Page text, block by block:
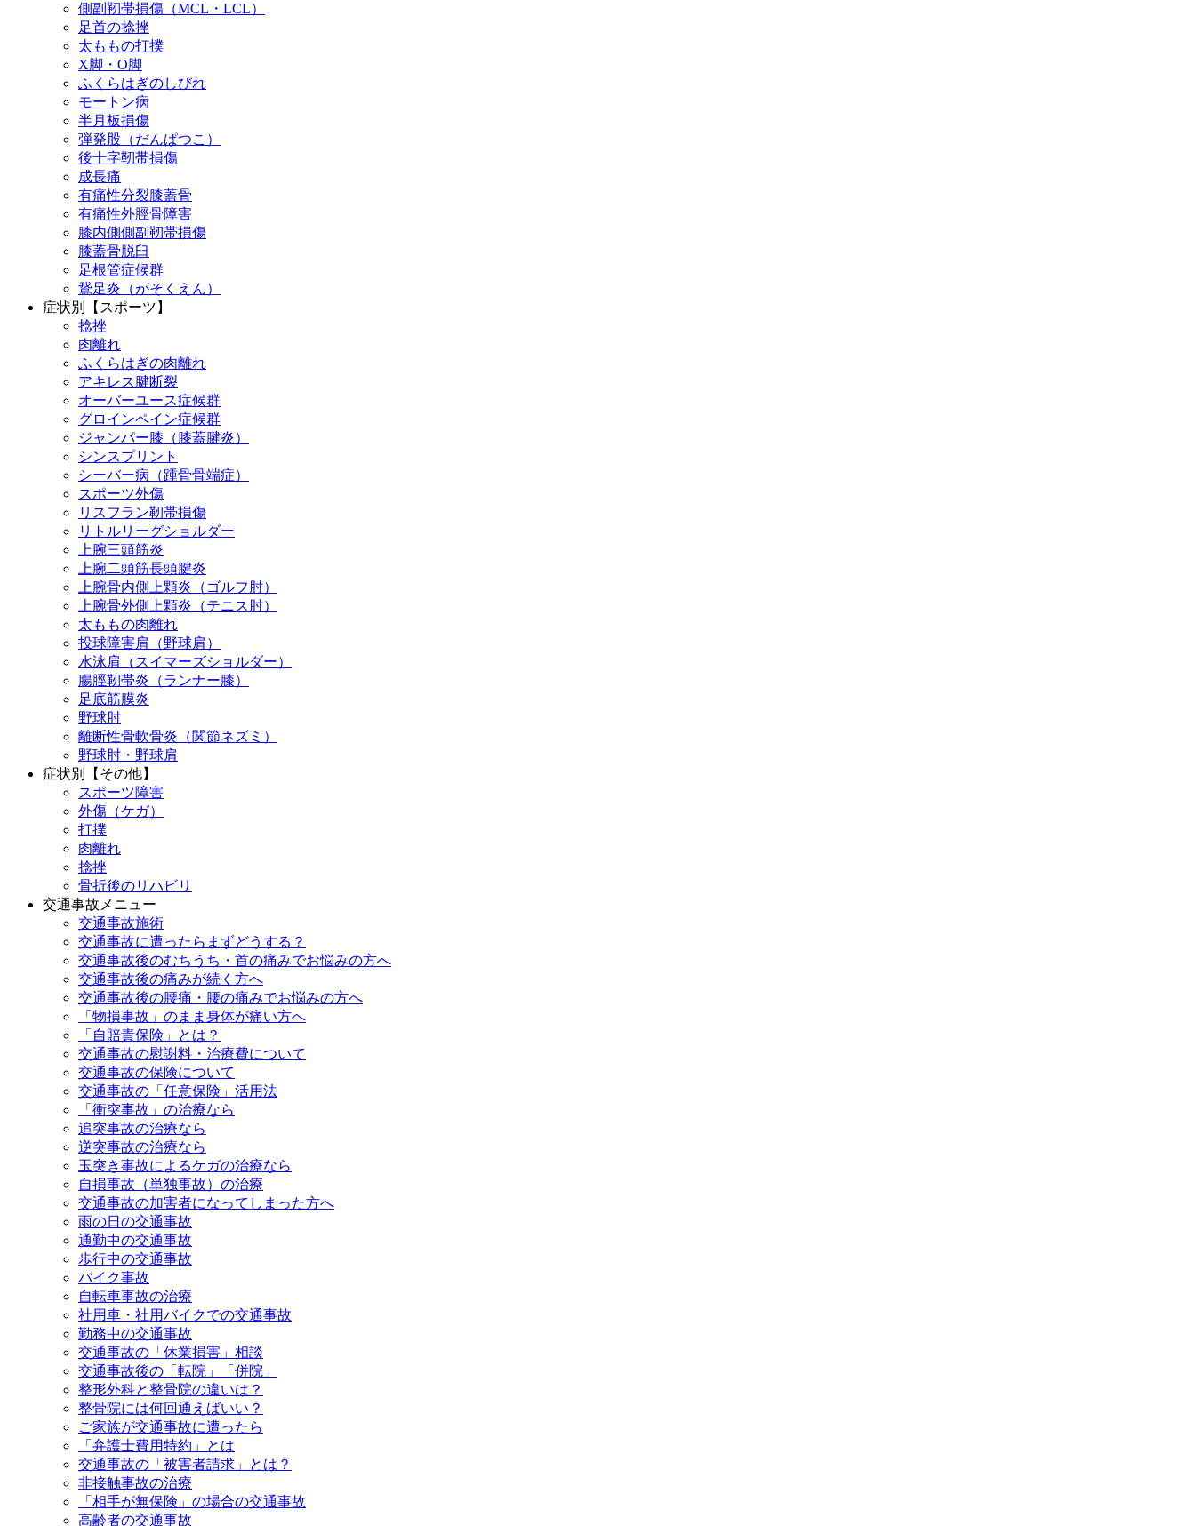
側副靭帯損傷（MCL・LCL）
足首の捻挫
太ももの打撲
X脚・O脚
ふくらはぎのしびれ
モートン病
半月板損傷
弾発股（だんぱつこ）
後十字靭帯損傷
成長痛
有痛性分裂膝蓋骨
有痛性外脛骨障害
膝内側側副靭帯損傷
膝蓋骨脱臼
足根管症候群
鵞足炎（がそくえん）
症状別【スポーツ】
捻挫
肉離れ
ふくらはぎの肉離れ
アキレス腱断裂
オーバーユース症候群
グロインペイン症候群
ジャンパー膝（膝蓋腱炎）
シンスプリント
シーバー病（踵骨骨端症）
スポーツ外傷
リスフラン靭帯損傷
リトルリーグショルダー
上腕三頭筋炎
上腕二頭筋長頭腱炎
上腕骨内側上顆炎（ゴルフ肘）
上腕骨外側上顆炎（テニス肘）
太ももの肉離れ
投球障害肩（野球肩）
水泳肩（スイマーズショルダー）
腸脛靭帯炎（ランナー膝）
足底筋膜炎
野球肘
離断性骨軟骨炎（関節ネズミ）
野球肘・野球肩
症状別【その他】
スポーツ障害
外傷（ケガ）
打撲
肉離れ
捻挫
骨折後のリハビリ
交通事故メニュー
交通事故施術
交通事故に遭ったらまずどうする？
交通事故後のむちうち・首の痛みでお悩みの方へ
交通事故後の痛みが続く方へ
交通事故後の腰痛・腰の痛みでお悩みの方へ
「物損事故」のまま身体が痛い方へ
「自賠責保険」とは？
交通事故の慰謝料・治療費について
交通事故の保険について
交通事故の「任意保険」活用法
「衝突事故」の治療なら
追突事故の治療なら
逆突事故の治療なら
玉突き事故によるケガの治療なら
自損事故（単独事故）の治療
交通事故の加害者になってしまった方へ
雨の日の交通事故
通勤中の交通事故
歩行中の交通事故
バイク事故
自転車事故の治療
社用車・社用バイクでの交通事故
勤務中の交通事故
交通事故の「休業損害」相談
交通事故後の「転院」「併院」
整形外科と整骨院の違いは？
整骨院には何回通えばいい？
ご家族が交通事故に遭ったら
「弁護士費用特約」とは
交通事故の「被害者請求」とは？
非接触事故の治療
「相手が無保険」の場合の交通事故
高齢者の交通事故